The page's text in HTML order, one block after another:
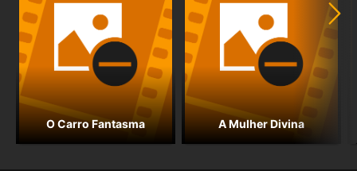
O Carro Fantasma A Mulher Divina